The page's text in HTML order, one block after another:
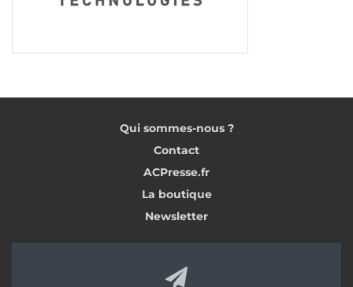
Qui sommes-nous ?
Contact
ACPresse.fr
La boutique
Newsletter